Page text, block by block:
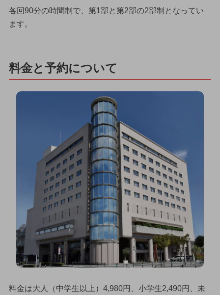
各回90分の時間制で、第1部と第2部の2部制となってい
ます。
料金と予約について
料金は大人（中学生以上）4,980円、小学生2,490円、未